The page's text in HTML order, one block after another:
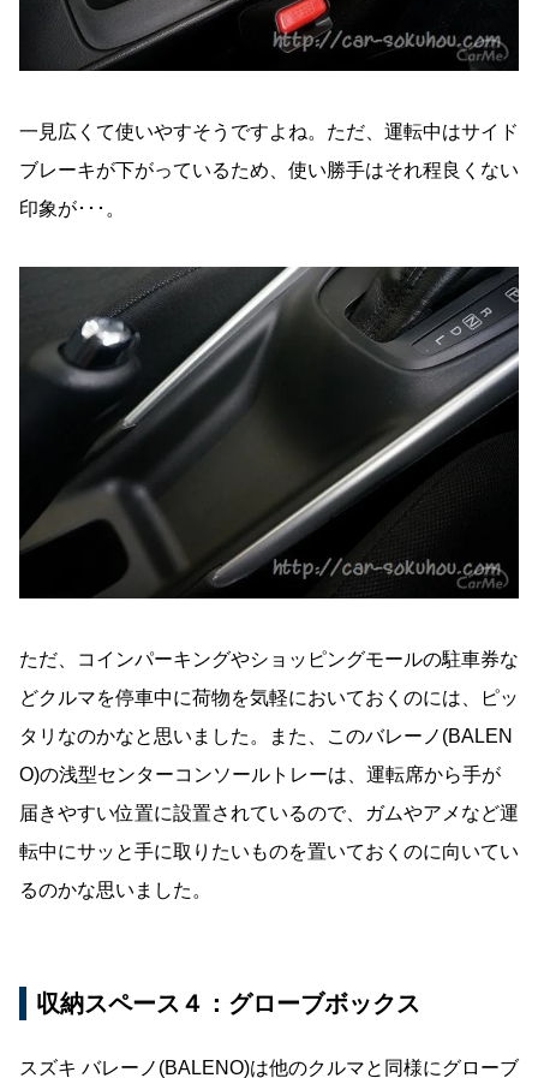
一見広くて使いやすそうですよね。ただ、運転中はサイド
ブレーキが下がっているため、使い勝手はそれ程良くない
印象が･･･。
ただ、コインパーキングやショッピングモールの駐車券な
どクルマを停車中に荷物を気軽においておくのには、ピッ
タリなのかなと思いました。また、このバレーノ(BALEN
O)の浅型センターコンソールトレーは、運転席から手が
届きやすい位置に設置されているので、ガムやアメなど運
転中にサッと手に取りたいものを置いておくのに向いてい
るのかな思いました。
収納スペース４：グローブボックス
スズキ バレーノ(BALENO)は他のクルマと同様にグローブ